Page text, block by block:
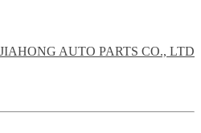
AUTO PARTS CO., LTD